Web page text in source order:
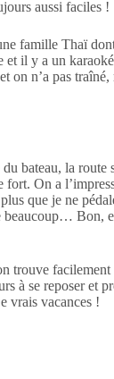
aussi faciles !
famille Thaï
il y a un
on n’a pas
bateau, la route
On a
que je ne
Bon,
à se reposer et
vrais vacances !